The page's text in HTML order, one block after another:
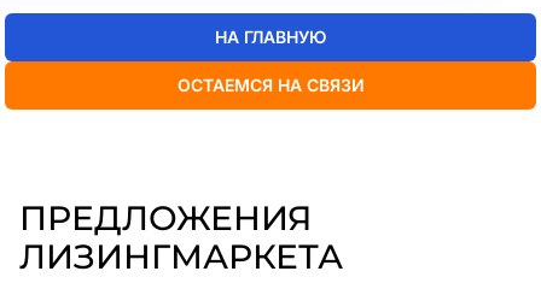
НА ГЛАВНУЮ
ОСТАЕМСЯ НА СВЯЗИ
ПРЕДЛОЖЕНИЯ
ЛИЗИНГМАРКЕТА